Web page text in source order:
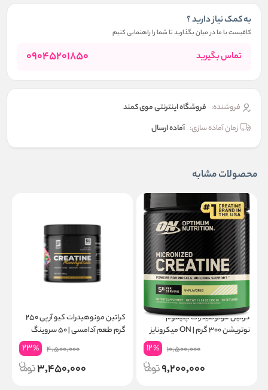
به کمک نیاز دارید ؟
کافیست با ما در میان بگذارید تا شما را راهنمایی کنیم
تماس بگیرید 09045201850
فروشنده: فروشگاه اینترنتی موی کمند
زمان آماده سازی: آماده ارسال
محصولات مشابه
کراتین مونوهیدرات اپتیموم
نوتریشن ۳۰۰ گرم | ON میکرونایز
10,500,000
12%
9,200,000
کراتین مونوهیدرات کیو آر پی ۲۵۰
گرم طعم آدامسی | ۵۰ سروینگ
4,500,000
23%
3,450,000